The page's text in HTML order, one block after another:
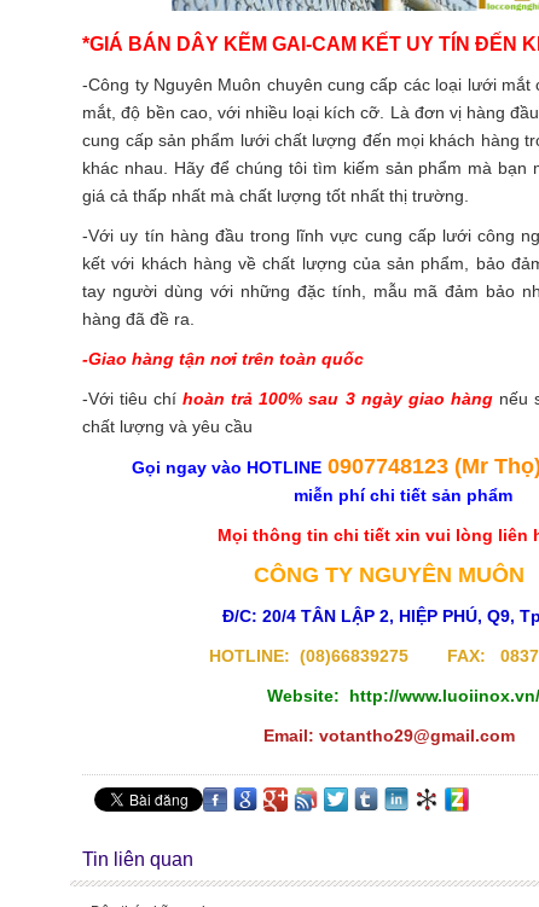
*GIÁ BÁN DÂY KẼM GAI-CAM KẾT UY TÍN ĐẾN
-Công ty Nguyên Muôn chuyên cung cấp các loại lưới mắt
mắt, độ bền cao, với nhiều loại kích cỡ. Là đơn vị hàng
cung cấp sản phẩm lưới chất lượng đến mọi khách hàng
khác nhau. Hãy để chúng tôi tìm kiếm sản phẩm mà bạn
giá cả thấp nhất mà chất lượng tốt nhất thị trường.
-Với uy tín hàng đầu trong lĩnh vực cung cấp lưới công
kết với khách hàng về chất lượng của sản phẩm, bảo
tay người dùng với những đặc tính, mẫu mã đảm bảo
hàng đã đề ra.
-Giao hàng tận nơi trên toàn quốc
-Với tiêu chíhoàn trả 100% sau 3 ngày giao hàng nếu
chất lượng và yêu cầu
Gọi ngay vào HOTLINE 0907748123 (Mr Thọ)
miễn phí chi tiết sản phẩm
Mọi thông tin chi tiết xin vui lòng liên
CÔNG TY NGUYÊN MUÔN
Đ/C: 20/4 TÂN LẬP 2, HIỆP PHÚ, Q9,
HOTLINE:(08)66839275 FAX:
Website: http://www.luoiinox.vn/
Email: votantho29@gmail.com
Tin liên quan